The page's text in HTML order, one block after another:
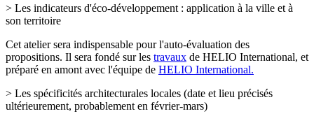
> Les indicateurs d'éco-développement : application à la ville et à
son territoire
Cet atelier sera indispensable pour l'auto-évaluation des
propositions. Il sera fondé sur les travaux de HELIO International, et
préparé en amont avec l'équipe de HELIO International.
> Les spécificités architecturales locales (date et lieu précisés
ultérieurement, probablement en février-mars)